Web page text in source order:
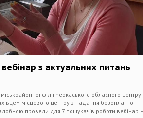
з актуальних питань
філії Черкаського обласного центру
місцевого центру з надання безоплатної
провели для 7 пошукачів роботи вебінар